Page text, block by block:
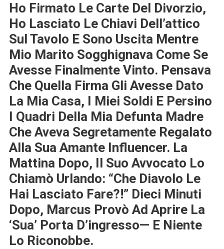
Ho Firmato Le Carte Del Divorzio,
Ho Lasciato Le Chiavi Dell’attico
Sul Tavolo E Sono Uscita Mentre
Mio Marito Sogghignava Come Se
Avesse Finalmente Vinto. Pensava
Che Quella Firma Gli Avesse Dato
La Mia Casa, I Miei Soldi E Persino
I Quadri Della Mia Defunta Madre
Che Aveva Segretamente Regalato
Alla Sua Amante Influencer. La
Mattina Dopo, Il Suo Avvocato Lo
Chiamò Urlando: “Che Diavolo Le
Hai Lasciato Fare?!” Dieci Minuti
Dopo, Marcus Provò Ad Aprire La
‘sua’ Porta D’ingresso— E Niente
Lo Riconobbe.